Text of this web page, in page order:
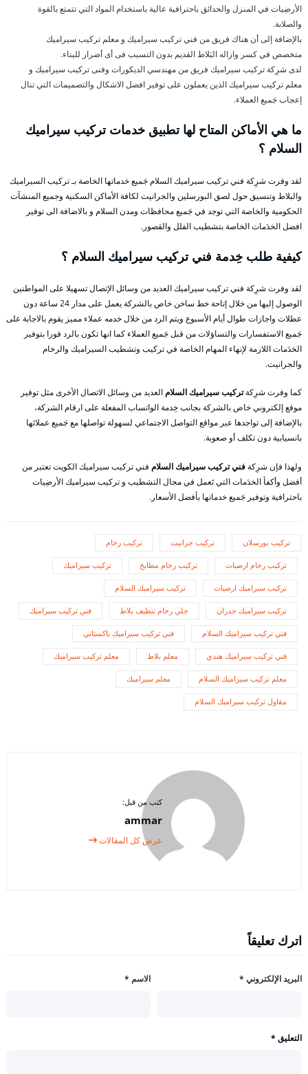
الأرضِيات في المنزل والحدائق باحترافية عالية باستخدام المواد التي تتمتع بالقوة
والصلابة.
بالإضافة إلى أن هناك فريق من فني تركيب سيراميك و معلم تركيب سيراميك
متخصص في كسر وازاله البَلاط القديم بدون التسبب فى أى أضرار للبناء.
لدى شرِكة تركيب سيراميك فريق من مهندسي الديكورات وفنى تركيب سيراميك و
معلم تركيب سيراميك الذين يعملون على توفير افضل الاشكال والتصميمات التي تنال
إعجاب جَميع العملاء.
ما هي الأماكن المتاح لها تطبيق خدمات تركيب سيراميك
السلام ؟
لقد وفرت شرِكة فني تركيب سيراميك السلام جَميع خدماتها الخاصة بـ تركيب السيراميك
والبلاط وتنسيق حول لصق البورسلين والجرانيت لكافة الأماكن السكنية وجميع المنشآت
الحكومية والخاصة التي توجد في جَميع محافظات ومدن السلام و بالاضافة الى توفير
افضل الخدَمات الخاصة بتشطيب الفلل والقصور.
كيفية طلب خِدمة فني تركيب سيراميك السلام ؟
لقد وفرت شرِكة فني تركيب سيراميك العديد من وسائل الإتصال تسهيلا على المواطنين
الوصول إليها من خلال إتاحة خط ساخن خاص بالشركة يعمل على مدار 24 ساعة دون
عطلات واجازات طوال أيام الأسبوع ويتم الرد من خلال خدمه عملاء مميز يقوم بالاجابة على
جَميع الاستفسارات والتساؤلات من قبل جَميع العملاء كما انها تكون بالرد فورا بتوفير
الخدَمات اللازمة لإنهاء المهام الخاصة في تركيب وتشطيب السيراميك والرخام
والجرانيت.
كما وفرت شرِكةتركيب سيراميك السلامالعديد من وسائل الاتصال الأخرى مثل توفير
موقع إلكتروني خاص بالشركة بجانب خِدمة الواتساب المفعلة على ارقام الشركة،
بالإضافة إلى تواجدها عبر مواقع التواصل الاجتماعي لسهولة تواصلها مع جَميع عملائها
بانسيابية دون تكلف أو صعوبة.
ولهذا فإن شرِكةفني تركيب سيراميك السلام فني تركيب سيراميك الكويت تعتبر من
أفضل وأكفأ الخدَمات التي تَعمل في مجال التشطيب و تركيب سيراميك الأرضِيات
باحترافية وتوفير جَميع خدماتها بأفضل الأسعار.
تركيب بورسلان تركيب جرانيت تركيب رخام
تركيب رخام ارضيات تركيب رخام مطابخ تركيب سيراميك
تركيب سيراميك ارضيات تركيب سيراميك السلام
تركيب سيراميك جدران جلي رخام تنظيف بلاط فني تركيب سيراميك
فني تركيب سيراميك السلام فني تركيب سيراميك باكستاني
فني تركيب سيراميك هندي معلم بلاط معلم تركيب سيراميك
معلم تركيب سيراميك السلام معلم سيراميك
مقاول تركيب سيراميك السلام
كتب من قبل:
ammar
عرض كل المقالات
اترك تعليقاً
الاسم * البريد الإلكتروني *
التعليق *